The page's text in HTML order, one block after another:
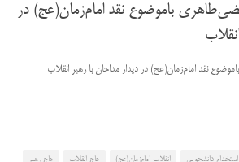
باموضوع نقد امام‌زمان(عج) در
نقد امام‌زمان(عج) در دیدار مداحان با رهبر انقلاب
استخدام دانشجویی انقلاب امام‌زمان(عج) حاج انقلاب حاج رهبر